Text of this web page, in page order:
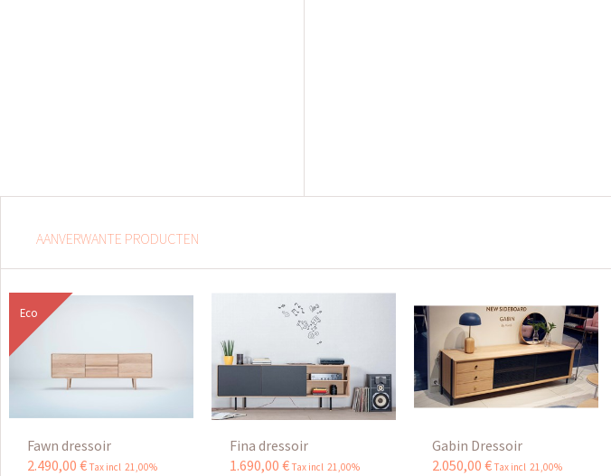
AANVERWANTE PRODUCTEN
Eco
Fawn dressoir
2.490,00 € Tax incl 21,00%
Fina dressoir
1.690,00 € Tax incl 21,00%
Gabin Dressoir
2.050,00 € Tax incl 21,00%